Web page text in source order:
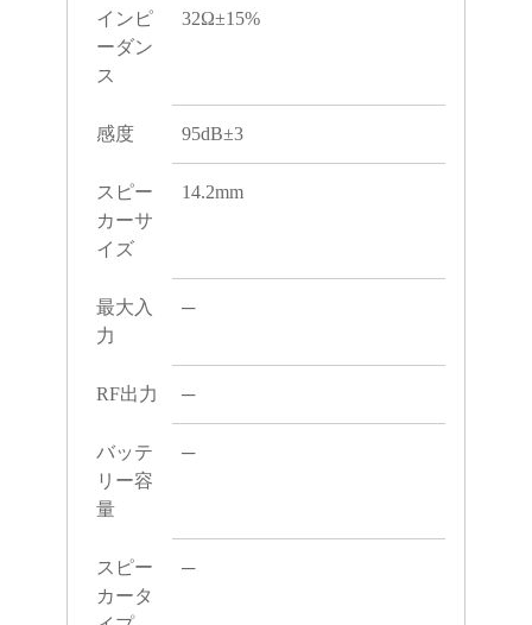
インピ
ーダン
ス
32Ω±15%
感度 95dB±3
スピー
カーサ
イズ
14.2mm
最大入
力
─
RF出力 ─
バッテ
リー容
量
─
スピー
カータ
─